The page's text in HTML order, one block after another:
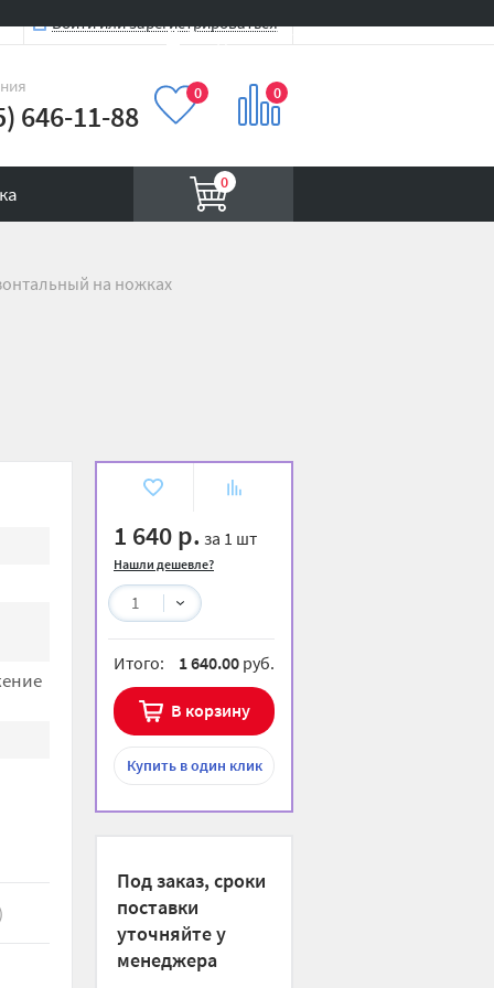
Войти или зарегистрироваться
646-11-88
0 0
0
Вход на сайт
на ножках
1 640 р. за 1 шт
Нашли дешевле?
1
Итого: 1 640.00 руб.
В корзину
Купитьв один клик
Под заказ, сроки
поставки
уточняйте у
менеджера